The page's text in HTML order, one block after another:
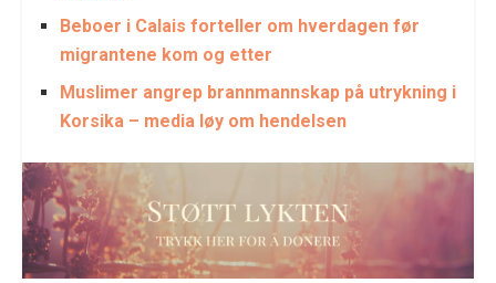
Beboer i Calais forteller om hverdagen før
migrantene kom og etter
Muslimer angrep brannmannskap på utrykning i
Korsika – media løy om hendelsen